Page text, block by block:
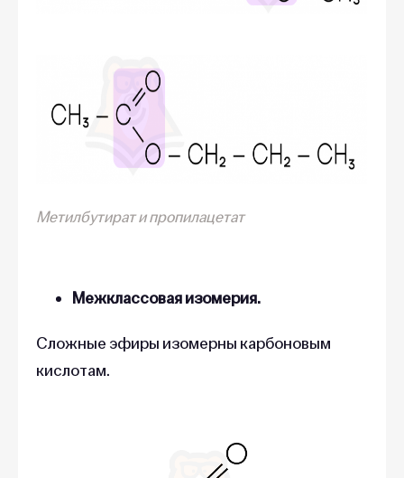
Метилбутират и пропилацетат
Межклассовая изомерия.
Сложные эфиры изомерны карбоновым
кислотам.